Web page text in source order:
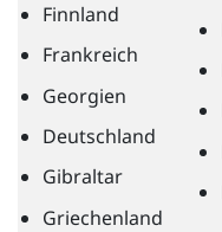
Finnland
Frankreich
Georgien
Deutschland
Gibraltar
Griechenland